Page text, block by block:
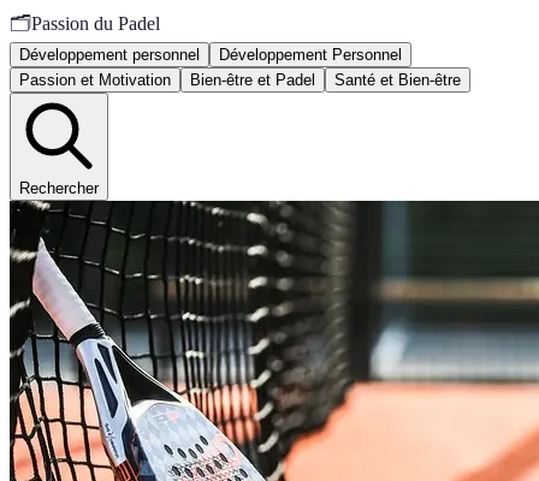
🗂️Passion du Padel
Développement personnel
Développement Personnel
Passion et Motivation
Bien-être et Padel Santé et Bien-être
Rechercher